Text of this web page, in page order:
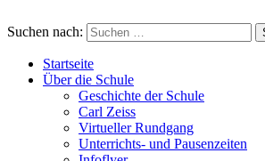
Suchen nach:
Startseite
Über die Schule
Geschichte der Schule
Carl Zeiss
Virtueller Rundgang
Unterrichts- und Pausenzeiten